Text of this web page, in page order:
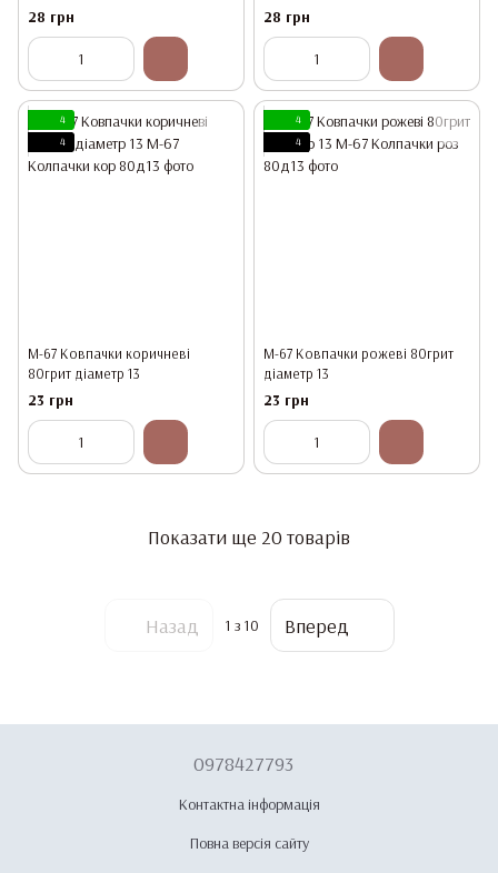
28 грн 28 грн
4
4
М-67 Ковпачки коричневі
80грит діаметр 13
23 грн
4
4
М-67 Ковпачки рожеві 80грит
діаметр 13
23 грн
Показати ще 20 товарів
Назад 1 з 10 Вперед
0978427793
Контактна інформація
Повна версія сайту